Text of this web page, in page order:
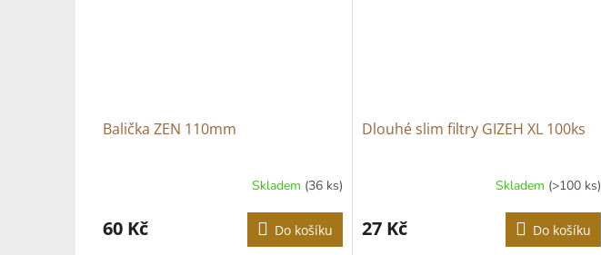
Balička ZEN 110mm
Skladem (36 ks)
60 Kč Do košíku
Dlouhé slim filtry GIZEH XL 100ks
produktu
je
Skladem (>100 ks)
27 Kč Do košíku